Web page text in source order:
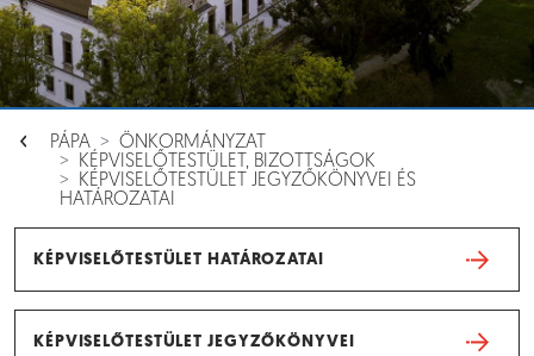
PÁPA
ÖNKORMÁNYZAT
KÉPVISELŐTESTÜLET, BIZOTTSÁGOK
KÉPVISELŐTESTÜLET JEGYZŐKÖNYVEI ÉS
HATÁROZATAI
KÉPVISELŐTESTÜLET HATÁROZATAI
KÉPVISELŐTESTÜLET JEGYZŐKÖNYVEI